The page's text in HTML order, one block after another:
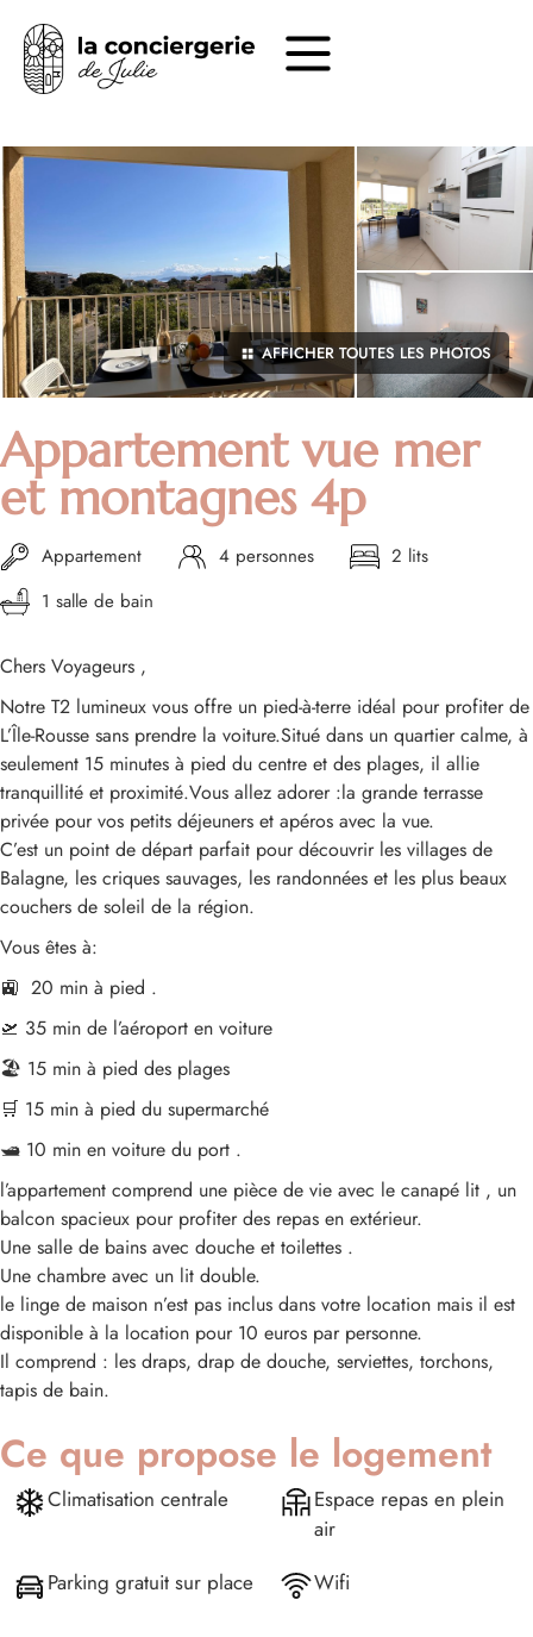
AFFICHER TOUTES LES PHOTOS
Appartement vue mer
et montagnes 4p
Appartement 4 personnes
2 lits
1 salle de bain
Chers Voyageurs ,
Notre T2 lumineux vous offre un pied-à-terre idéal pour profiter de
L’Île-Rousse sans prendre la voiture.Situé dans un quartier calme, à
seulement 15 minutes à pied du centre et des plages, il allie
tranquillité et proximité.Vous allez adorer :la grande terrasse
privée pour vos petits déjeuners et apéros avec la vue.
C’est un point de départ parfait pour découvrir les villages de
Balagne, les criques sauvages, les randonnées et les plus beaux
couchers de soleil de la région.
Vous êtes à:
🚉 20 min à pied .
🛫 35 min de l’aéroport en voiture
🏖️ 15 min à pied des plages
🛒 15 min à pied du supermarché
🛥️ 10 min en voiture du port .
l’appartement comprend une pièce de vie avec le canapé lit , un
balcon spacieux pour profiter des repas en extérieur.
Une salle de bains avec douche et toilettes .
Une chambre avec un lit double.
le linge de maison n’est pas inclus dans votre location mais il est
disponible à la location pour 10 euros par personne.
Il comprend : les draps, drap de douche, serviettes, torchons,
tapis de bain.
Ce que propose le logement
Climatisation centrale
Espace repas en plein
air
Parking gratuit sur place
Wifi